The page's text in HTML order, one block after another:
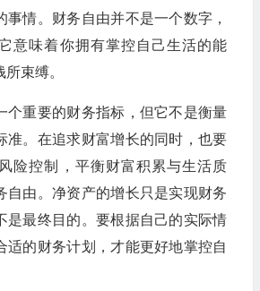
事情。财务自由并不是一个数字，
意味着你拥有掌控自己生活的能
束缚。
个重要的财务指标，但它不是衡量
准。在追求财富增长的同时，也要
险控制，平衡财富积累与生活质
自由。净资产的增长只是实现财务
是最终目的。要根据自己的实际情
适的财务计划，才能更好地掌控自